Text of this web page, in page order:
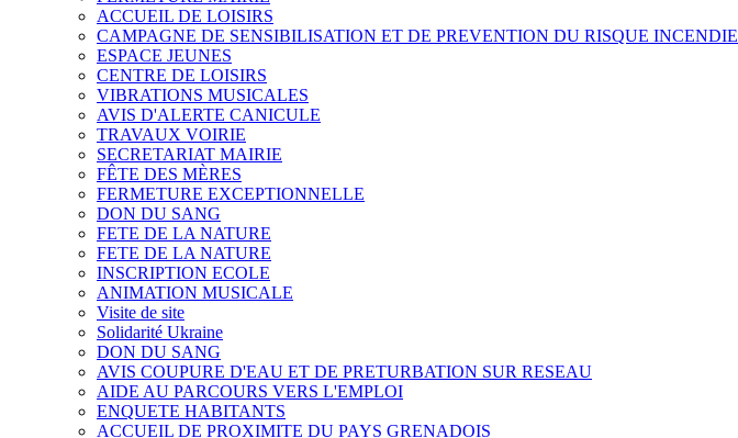
ACCUEIL DE LOISIRS
CAMPAGNE DE SENSIBILISATION ET DE PREVENTION DU RISQUE INCENDIE
ESPACE JEUNES
CENTRE DE LOISIRS
VIBRATIONS MUSICALES
AVIS D'ALERTE CANICULE
TRAVAUX VOIRIE
SECRETARIAT MAIRIE
FÊTE DES MÈRES
FERMETURE EXCEPTIONNELLE
DON DU SANG
FETE DE LA NATURE
FETE DE LA NATURE
INSCRIPTION ECOLE
ANIMATION MUSICALE
Visite de site
Solidarité Ukraine
DON DU SANG
AVIS COUPURE D'EAU ET DE PRETURBATION SUR RESEAU
AIDE AU PARCOURS VERS L'EMPLOI
ENQUETE HABITANTS
ACCUEIL DE PROXIMITE DU PAYS GRENADOIS